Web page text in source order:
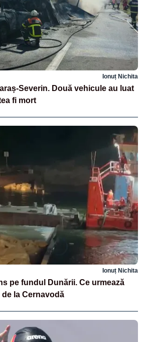
Ionuț Nichita
Severin. Două vehicule au luat
fi mort
Ionuț Nichita
pe fundul Dunării. Ce urmează
la Cernavodă